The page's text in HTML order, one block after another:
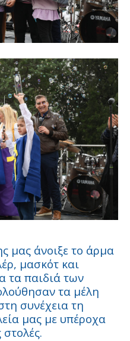
μας άνοιξε το άρμα
μασκότ και
τα παιδιά των
τα μέλη
συνέχεια τη
μας με υπέροχα